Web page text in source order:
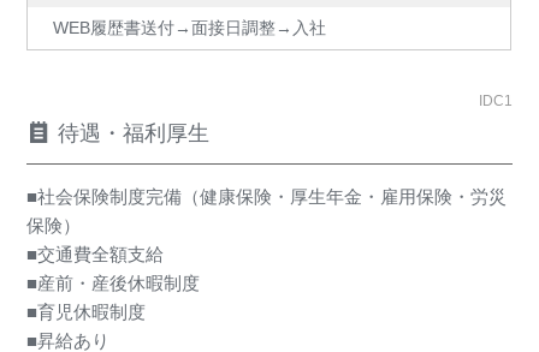
WEB履歴書送付→面接日調整→入社
IDC1
待遇・福利厚生
■社会保険制度完備（健康保険・厚生年金・雇用保険・労災
保険）
■交通費全額支給
■産前・産後休暇制度
■育児休暇制度
■昇給あり